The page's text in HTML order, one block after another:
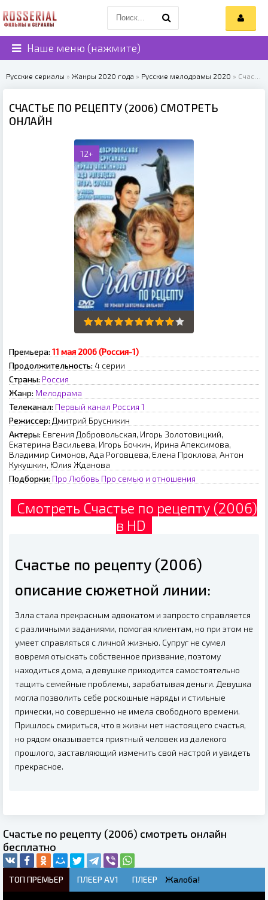
Наше меню (нажмите)
Русские сериалы » Жанры 2020 года » Русские мелодрамы 2020 » Счастье по рецепту (2006)
СЧАСТЬЕ ПО РЕЦЕПТУ (2006) СМОТРЕТЬ
ОНЛАЙН
12+
Премьера: 11 мая 2006 (Россия-1)
Продолжительность: 4 серии
Страны: Россия
Жанр: Мелодрама
Телеканал: Первый канал Россия 1
Режиссер: Дмитрий Брусникин
Актеры: Евгения Добровольская, Игорь Золотовицкий,
Екатерина Васильева, Игорь Бочкин, Ирина Апексимова,
Владимир Симонов, Ада Роговцева, Елена Проклова, Антон
Кукушкин, Юлия Жданова
Подборки: Про Любовь Про семью и отношения
Смотреть Счастье по рецепту (2006)
в HD
Счастье по рецепту (2006)
описание сюжетной линии:
Элла стала прекрасным адвокатом и запросто справляется
с различными заданиями, помогая клиентам, но при этом не
умеет справляться с личной жизнью. Супруг не сумел
вовремя отыскать собственное призвание, поэтому
находиться дома, а девушке приходится самостоятельно
тащить семейные проблемы, зарабатывая деньги. Девушка
могла позволить себе роскошные наряды и стильные
прически, но совершенно не имела свободного времени.
Пришлось смириться, что в жизни нет настоящего счастья,
но рядом оказывается приятный человек из далекого
прошлого, заставляющий изменить свой настрой и увидеть
прекрасное.
Счастье по рецепту (2006) смотреть онлайн
бесплатно
ТОП ПРЕМЬЕР ПЛЕЕР AV1 ПЛЕЕР Жалоба!